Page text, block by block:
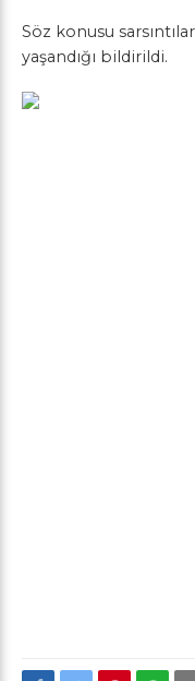
Söz konusu
yaşandığı bildirildi.